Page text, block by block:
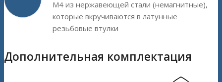
М4 из нержавеющей стали (немагнитные),
которые вкручиваются в латунные
резьбовые втулки
Дополнительная комплектация